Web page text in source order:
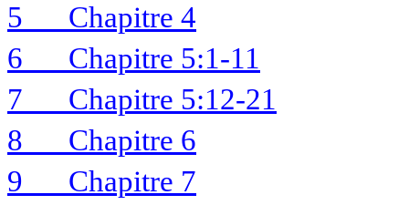
5
Chapitre 4
6
Chapitre 5:1-11
7
Chapitre 5:12-21
8
Chapitre 6
9
Chapitre 7